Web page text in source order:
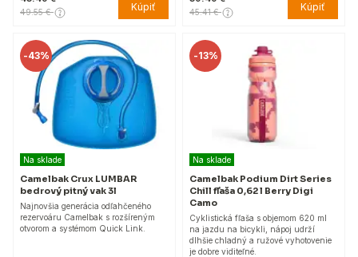
49.55 € Kúpiť 45.41 € Kúpiť
-43%
Na sklade
Camelbak Crux LUMBAR
bedrový pitný vak 3l
Najnovšia generácia odľahčeného
rezervoáru Camelbak s rozšíreným
otvorom a systémom Quick Link.
-13%
Na sklade
Camelbak Podium Dirt Series
Chill fľaša 0,62 l Berry Digi
Camo
Cyklistická fľaša s objemom 620 ml
na jazdu na bicykli, nápoj udrží
dlhšie chladný a ružové vyhotovenie
je dobre viditeľné.